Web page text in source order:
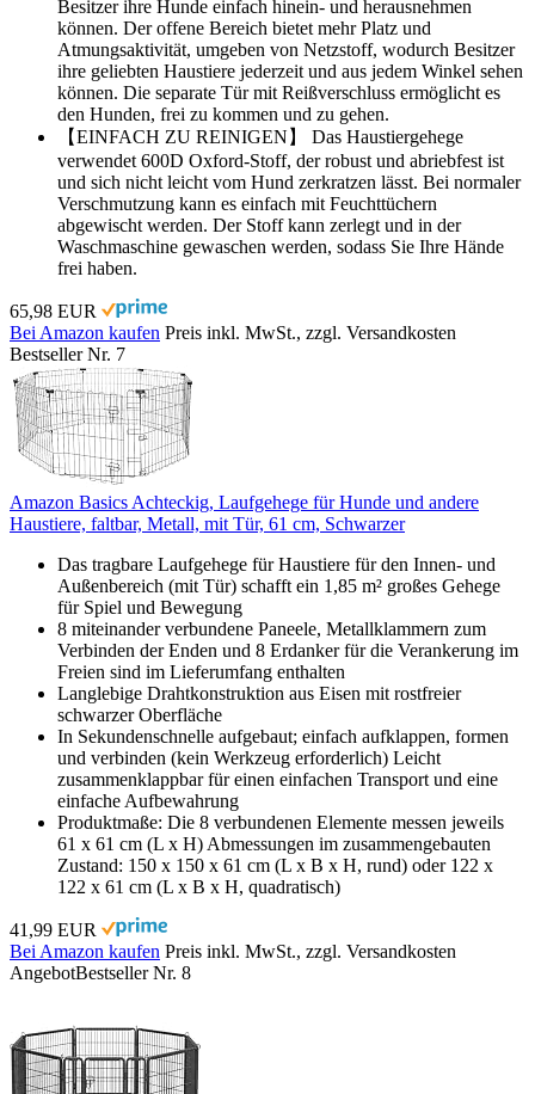
Besitzer ihre Hunde einfach hinein- und herausnehmen
können. Der offene Bereich bietet mehr Platz und
Atmungsaktivität, umgeben von Netzstoff, wodurch Besitzer
ihre geliebten Haustiere jederzeit und aus jedem Winkel sehen
können. Die separate Tür mit Reißverschluss ermöglicht es
den Hunden, frei zu kommen und zu gehen.
【EINFACH ZU REINIGEN】 Das Haustiergehege
verwendet 600D Oxford-Stoff, der robust und abriebfest ist
und sich nicht leicht vom Hund zerkratzen lässt. Bei normaler
Verschmutzung kann es einfach mit Feuchttüchern
abgewischt werden. Der Stoff kann zerlegt und in der
Waschmaschine gewaschen werden, sodass Sie Ihre Hände
frei haben.
65,98 EUR
Bei Amazon kaufen Preis inkl. MwSt., zzgl. Versandkosten
Bestseller Nr. 7
Amazon Basics Achteckig, Laufgehege für Hunde und andere
Haustiere, faltbar, Metall, mit Tür, 61 cm, Schwarzer
Das tragbare Laufgehege für Haustiere für den Innen- und
Außenbereich (mit Tür) schafft ein 1,85 m² großes Gehege
für Spiel und Bewegung
8 miteinander verbundene Paneele, Metallklammern zum
Verbinden der Enden und 8 Erdanker für die Verankerung im
Freien sind im Lieferumfang enthalten
Langlebige Drahtkonstruktion aus Eisen mit rostfreier
schwarzer Oberfläche
In Sekundenschnelle aufgebaut; einfach aufklappen, formen
und verbinden (kein Werkzeug erforderlich) Leicht
zusammenklappbar für einen einfachen Transport und eine
einfache Aufbewahrung
Produktmaße: Die 8 verbundenen Elemente messen jeweils
61 x 61 cm (L x H) Abmessungen im zusammengebauten
Zustand: 150 x 150 x 61 cm (L x B x H, rund) oder 122 x
122 x 61 cm (L x B x H, quadratisch)
41,99 EUR
Bei Amazon kaufen Preis inkl. MwSt., zzgl. Versandkosten
AngebotBestseller Nr. 8